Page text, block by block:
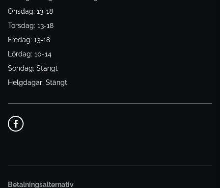
Onsdag: 13-18
Torsdag: 13-18
Fredag: 13-18
Lördag: 10-14
Söndag: Stängt
Helgdagar: Stängt
Betalningsalternativ